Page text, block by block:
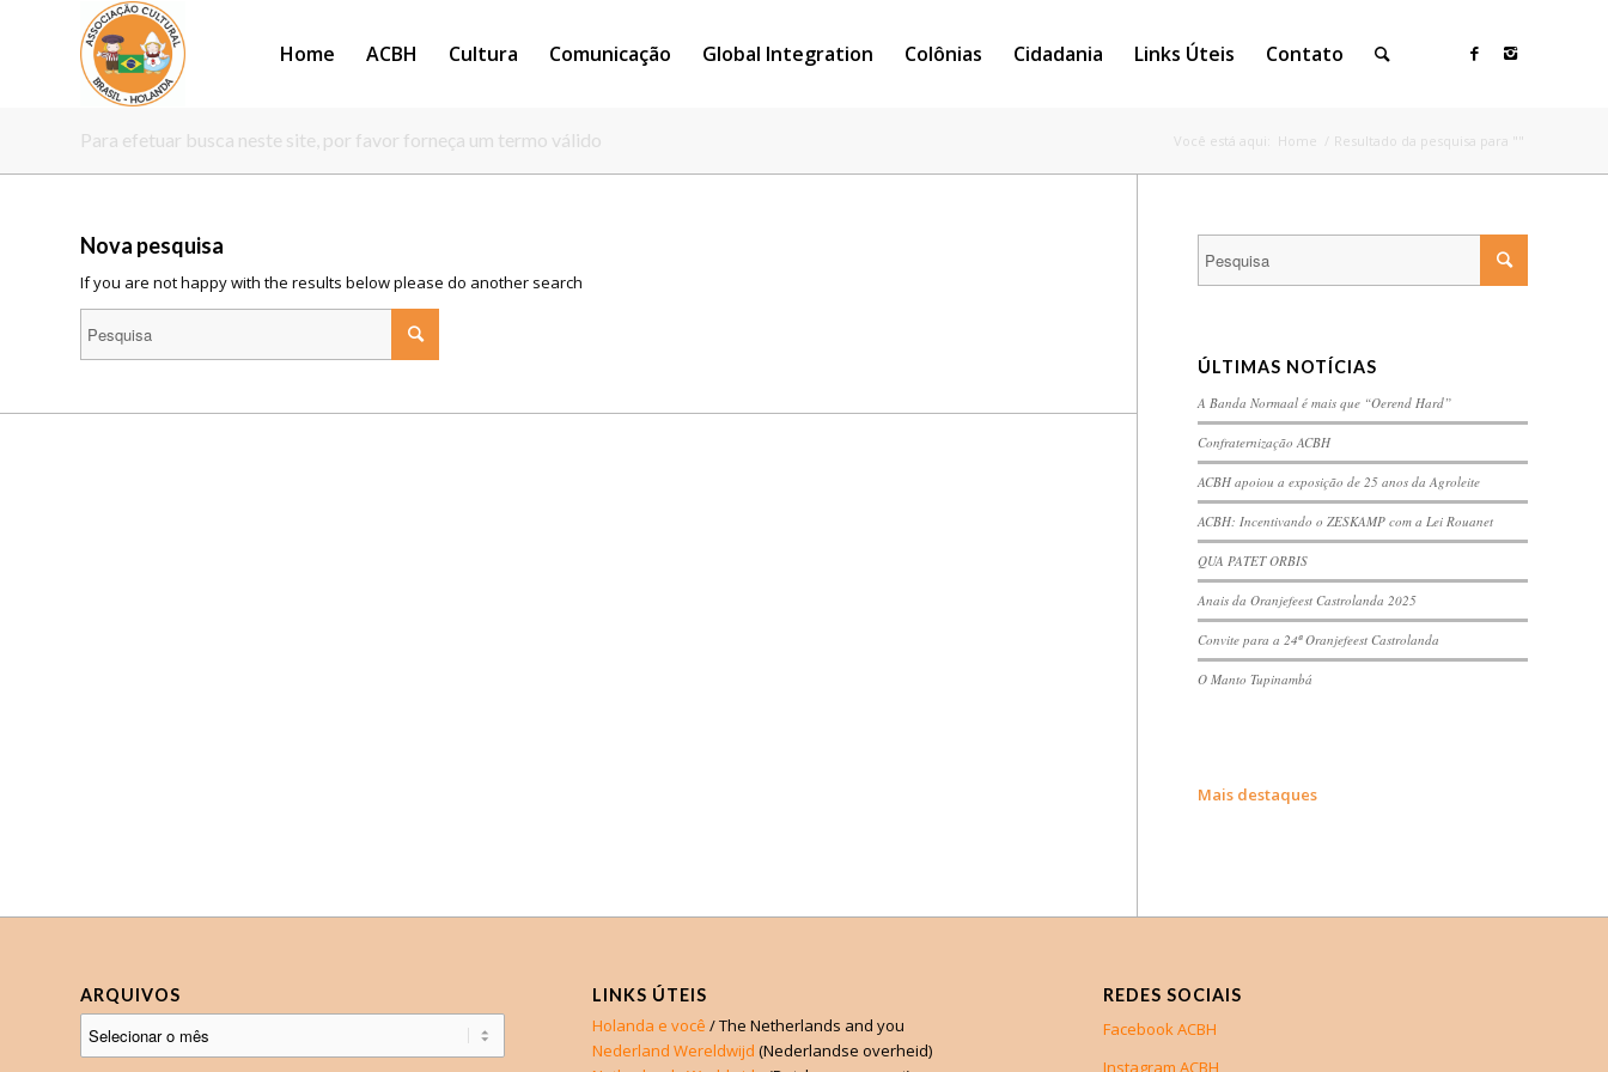
Home ACBH Cultura Comunicação Global Integration Colônias Cidadania Links Úteis Contato
Para efetuar busca neste site, por favor forneça um termo válido Você está aqui: Home / Resultado da pesquisa para ""
Nova pesquisa
If you are not happy with the results below please do another search
ÚLTIMAS NOTÍCIAS
A Banda Normaal é mais que “Oerend Hard”
Confraternização ACBH
ACBH apoiou a exposição de 25 anos da Agroleite
ACBH: Incentivando o ZESKAMP com a Lei Rouanet
QUA PATET ORBIS
Anais da Oranjefeest Castrolanda 2025
Convite para a 24ª Oranjefeest Castrolanda
O Manto Tupinambá
Mais destaques
ARQUIVOS LINKS ÚTEIS
Holanda e você / The Netherlands and you
Nederland Wereldwijd (Nederlandse overheid)
REDES SOCIAIS
Facebook ACBH
Instagram ACBH